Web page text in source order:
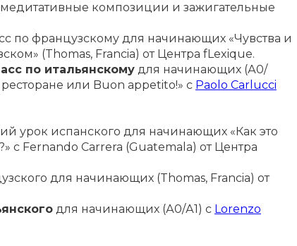
композиции и зажигательные
по французскому для начинающих «Чувства и
(Thomas, Francia) от Центра fLexique.
по итальянскому для начинающих (А0/
или Buon appetito!» c Paolo Carlucci
урок испанского для начинающих «Как это
с Fernando Carrera (Guatemala) от Центра
для начинающих (Thomas, Francia) от
для начинающих (А0/А1) с Lorenzo